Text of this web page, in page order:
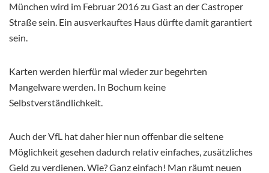
München wird im Februar 2016 zu Gast an der Castroper
Straße sein. Ein ausverkauftes Haus dürfte damit garantiert
sein.
Karten werden hierfür mal wieder zur begehrten
Mangelware werden. In Bochum keine
Selbstverständlichkeit.
Auch der VfL hat daher hier nun offenbar die seltene
Möglichkeit gesehen dadurch relativ einfaches, zusätzliches
Geld zu verdienen. Wie? Ganz einfach! Man räumt neuen